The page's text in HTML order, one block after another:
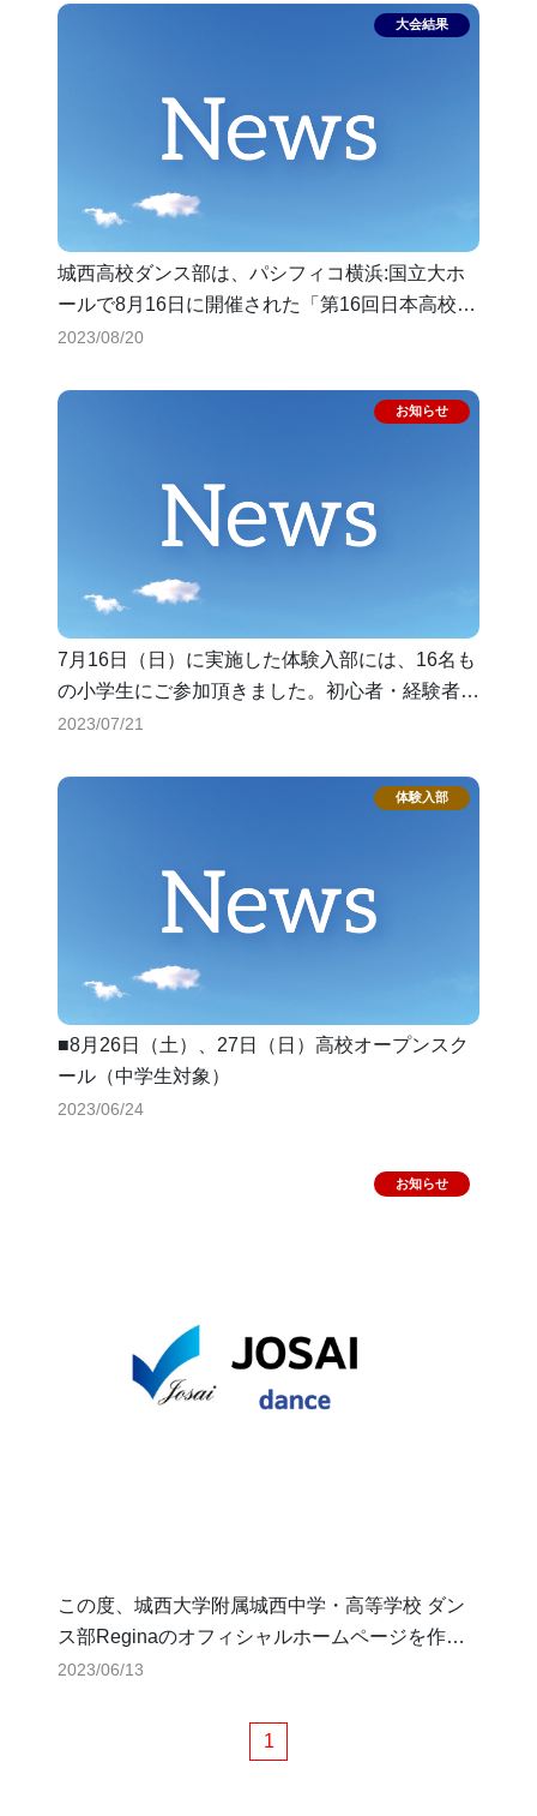
勝
城西高校ダンス部は、パシフィコ横浜:国立大ホ
ールで8月16日に開催された「第16回日本高校ダ
ンス部選手権」の全国大会（スモールクラス・
国17/50位。
2023/08/20
7月16日（日）に実施した体験入部には、16名も
の小学生にご参加頂きました。初心者・経験者と
２つのグループに分けて、約50分間のダンス体
2023/07/21
■8月26日（土）、27日（日）高校オープンスク
ール（中学生対象）
2023/06/24
この度、城西大学附属城西中学・高等学校 ダン
ス部Reginaのオフィシャルホームページを作成
しました。
2023/06/13
1